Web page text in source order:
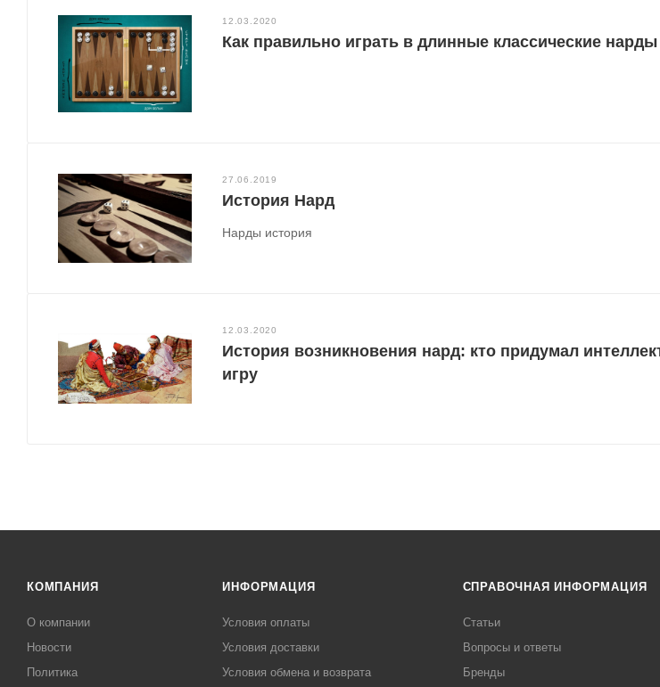
12.03.2020
Как правильно играть в длинные классические нарды
27.06.2019
История Нард
Нарды история
12.03.2020
История возникновения нард: кто придумал
игру
КОМПАНИЯ
О компании
Новости
Политика
ИНФОРМАЦИЯ
Условия оплаты
Условия доставки
Условия обмена и возврата
СПРАВОЧНАЯ ИНФОРМАЦИЯ
Статьи
Вопросы и ответы
Бренды